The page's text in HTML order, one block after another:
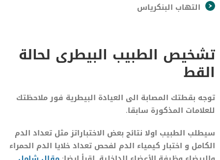
التهاب البنكرياس
تشخيص الطبيب البيطرى لحالة
القط
توجه بقطتك المصابة الى العيادة البيطرية فور ملاحظتك
للعلامات المذكورة سابقا.
سيطلب الطبيب اولا نتائج بعض الاختباراتز مثل تعداد الدم
الكامل و اختبار كيمياء الدم لفحص تعداد خلايا الدم الحمراء